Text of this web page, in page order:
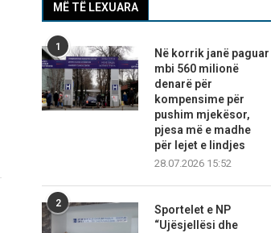
MË TË LEXUARA
1
Në korrik janë paguar
mbi 560 milionë
denarë për
kompensime për
pushim mjekësor,
pjesa më e madhe
për lejet e lindjes
28.07.2026 15:52
2
Sportelet e NP
“Ujësjellësi dhe